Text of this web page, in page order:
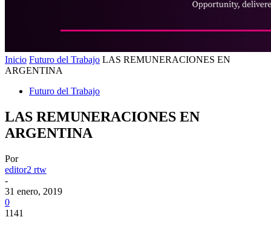
Inicio Futuro del Trabajo LAS REMUNERACIONES EN
ARGENTINA
Futuro del Trabajo
LAS REMUNERACIONES EN
ARGENTINA
Por
editor2 rtw
-
31 enero, 2019
0
1141